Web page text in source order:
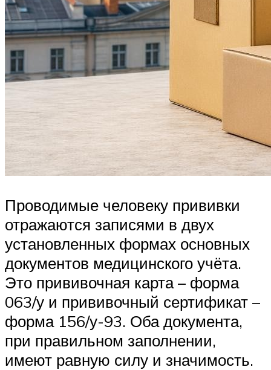
Проводимые человеку прививки
отражаются записями в двух
установленных формах основных
документов медицинского учёта.
Это прививочная карта – форма
063/у и прививочный сертификат –
форма 156/у-93. Оба документа,
при правильном заполнении,
имеют равную силу и значимость.